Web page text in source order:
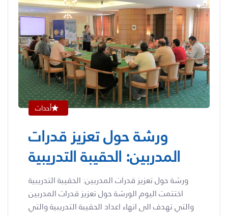
أحداث
ورشة حول تعزيز قدرات
المدربين: الحقيبة التدريبية​
ورشة حول تعزيز قدرات المدربين: الحقيبة التدريبية
اختتمت اليوم الورشة حول تعزيز قدرات المدربين
والتي تهدف الى انهاء اعداد الحقيبة التدريبية والتي